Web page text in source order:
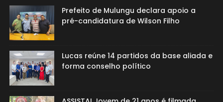
Prefeito de Mulungu declara apoio a
pré-candidatura de Wilson Filho
Lucas reúne 14 partidos da base aliada e
forma conselho político